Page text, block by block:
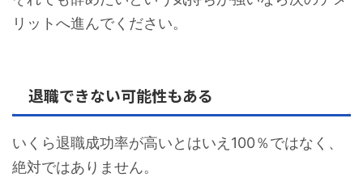
リットへ進んでください。
退職できない可能性もある
いくら退職成功率が高いとはいえ100％ではなく、
絶対ではありません。